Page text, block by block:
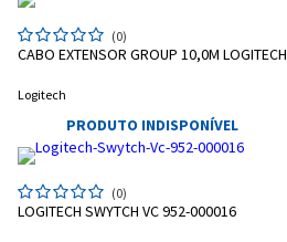
(0)
CABO EXTENSOR GROUP 10,0M LOGITECH
Logitech
PRODUTO INDISPONÍVEL
(0)
LOGITECH SWYTCH VC 952-000016